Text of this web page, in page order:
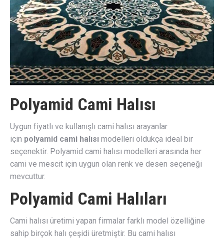
Polyamid Cami Halısı
Uygun fiyatlı ve kullanışlı cami halısı arayanlar
için polyamid cami halısı modelleri oldukça ideal bir
seçenektir. Polyamid cami halısı modelleri arasında her
cami ve mescit için uygun olan renk ve desen seçeneği
mevcuttur.
Polyamid Cami Halıları
Cami halısı üretimi yapan firmalar farklı model özelliğine
sahip birçok halı çeşidi üretmiştir. Bu cami halısı